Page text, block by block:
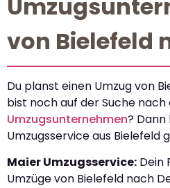
von Bielefeld
Du planst einen Umzug von
bist noch auf der Suche
Umzugsunternehmen? Dann
Umzugsservice aus Bielefeld
Maier Umzugsservice: Dein
Umzüge von Bielefeld nach